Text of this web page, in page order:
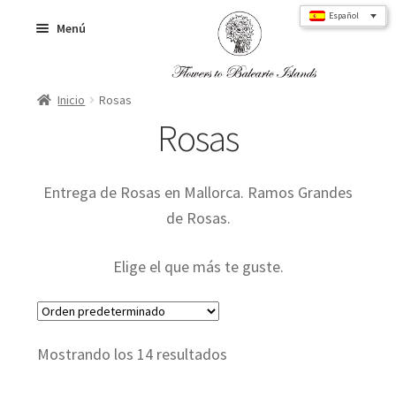
Menú
Inicio
Ramos de flores
Rosas
Inicio Rosas
Rosas
Entrega de Rosas en Mallorca. Ramos Grandes
de Rosas.
Elige el que más te guste.
Mostrando los 14 resultados
Español